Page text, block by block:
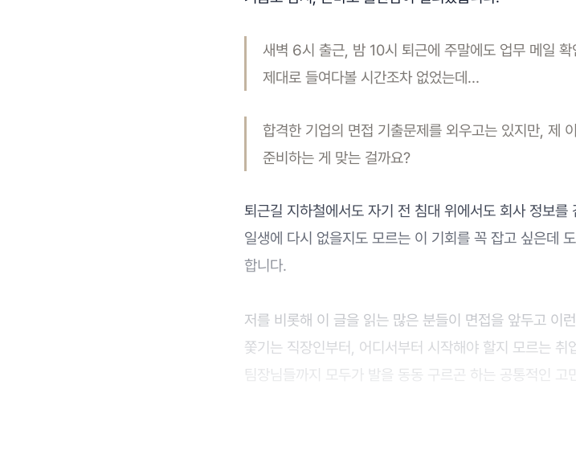
새벽 6시 출근, 밤 10시 퇴근에 주말에도 업무 메일
제대로 들여다볼 시간조차 없었는데…
합격한 기업의 면접 기출문제를 외우고는 있지만, 제
준비하는 게 맞는 걸까요?
퇴근길 지하철에서도 자기 전 침대 위에서도 회사 정보
일생에 다시 없을지도 모르는 이 기회를 꼭 잡고 싶은데
합니다.
저를 비롯해 이 글을 읽는 많은 분들이 면접을 앞두고 이
쫓기는 직장인부터, 어디서부터 시작해야 할지 모르는
팀장님들까지 모두가 발을 동동 구르곤 하는 공통적인 고